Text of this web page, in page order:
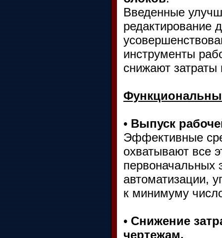
Введенные
редактирование
инструменты
снижают
• Выпуск
Эффективные
охватывают все
первоначальных
автоматизации,
к минимуму
• Снижение
чертежам.